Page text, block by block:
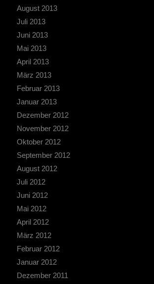
August 2013
Juli 2013
Juni 2013
Mai 2013
April 2013
März 2013
Februar 2013
Januar 2013
Dezember 2012
November 2012
Oktober 2012
September 2012
August 2012
Juli 2012
Juni 2012
Mai 2012
April 2012
März 2012
Februar 2012
Januar 2012
Dezember 2011